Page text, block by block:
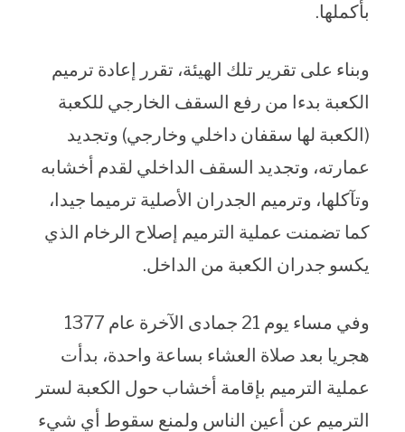
بأكملها.
وبناء على تقرير تلك الهيئة، تقرر إعادة ترميم
الكعبة بدءا من رفع السقف الخارجي للكعبة
(الكعبة لها سقفان داخلي وخارجي) وتجديد
عمارته، وتجديد السقف الداخلي لقدم أخشابه
وتآكلها، وترميم الجدران الأصلية ترميما جيدا،
كما تضمنت عملية الترميم إصلاح الرخام الذي
يكسو جدران الكعبة من الداخل.
وفي مساء يوم 21 جمادى الآخرة عام 1377
هجريا بعد صلاة العشاء بساعة واحدة، بدأت
عملية الترميم بإقامة أخشاب حول الكعبة لستر
الترميم عن أعين الناس ولمنع سقوط أي شيء